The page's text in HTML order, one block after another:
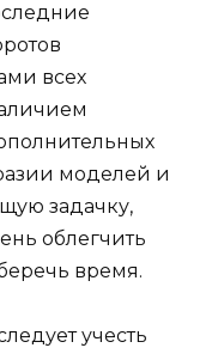
всех
моделей и
задачку,
облегчить
время.
учесть